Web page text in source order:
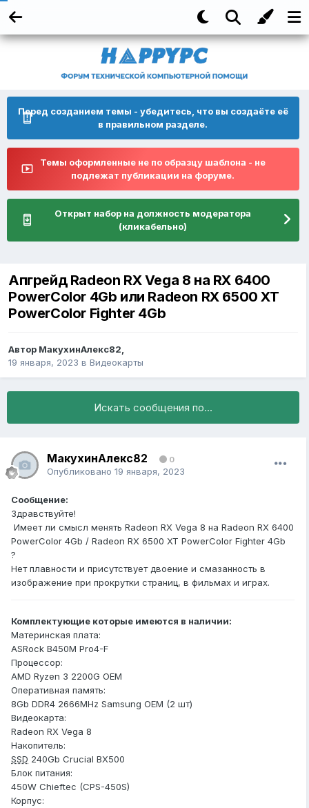
Перед созданием темы - убедитесь, что вы создаёте её
в правильном разделе.
Темы оформленные не по образцу шаблона - не
подлежат публикации на форуме.
Открыт набор на должность модератора
(кликабельно)
Апгрейд Radeon RX Vega 8 на RX 6400
PowerColor 4Gb или Radeon RX 6500 XT
PowerColor Fighter 4Gb
Автор МакухинАлекс82,
19 января, 2023 в Видеокарты
Искать сообщения по...
МакухинАлекс82 0
Опубликовано 19 января, 2023
Сообщение:
Здравствуйте!
Имеет ли смысл менять Radeon RX Vega 8 на Radeon RX 6400
PowerColor 4Gb / Radeon RX 6500 XT PowerColor Fighter 4Gb
?
Нет плавности и присутствует двоение и смазанность в
изображение при прокрутки страниц, в фильмах и играх.
Комплектующие которые имеются в наличии:
Материнская плата:
ASRock B450M Pro4-F
Процессор:
AMD Ryzen 3 2200G OEM
Оперативная память:
8Gb DDR4 2666MHz Samsung OEM (2 шт)
Видеокарта:
Radeon RX Vega 8
Накопитель:
SSD 240Gb Crucial BX500
Блок питания:
450W Chieftec (CPS-450S)
Корпус: